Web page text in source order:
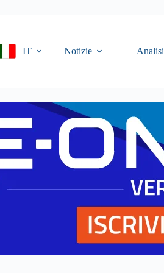
IT
Notizie Analisi